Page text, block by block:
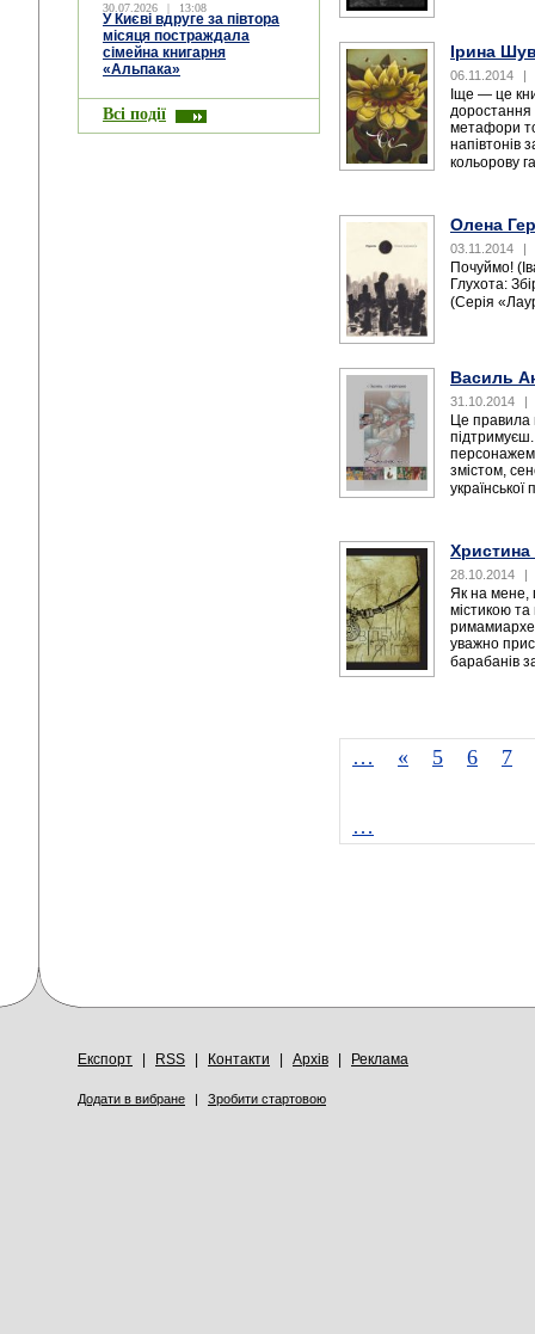
30.07.2026 | 13:08
У Києві вдруге за півтора
місяця постраждала
сімейна книгарня
«Альпака»
Всі події
Ірина
06.11.2014 |
Іще — це
доростання
метафори
напівтонів
кольорову
Олена
03.11.2014 |
Почуймо!
Глухота:
(Серія
Василь
31.10.2014 |
Це правила
змістом,
української
Христина
28.10.2014 |
Як на мене,
містикою та
уважно
барабанів
… « 5 6 7
…
Експорт RSS Контакти Архів Реклама
Додати в вибране | Зробити стартовою